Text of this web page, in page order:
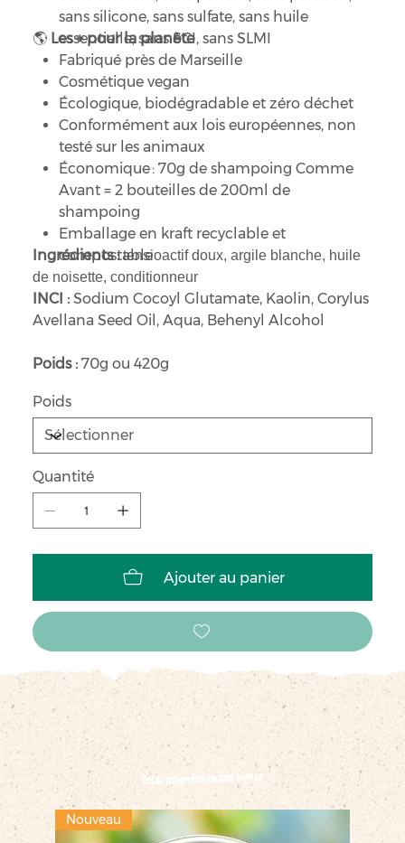
sans silicone, sans sulfate, sans huile
essentielle, sans SCI, sans SLMI
🌎 Les + pour la planète
Fabriqué près de Marseille
Cosmétique vegan
Écologique, biodégradable et zéro déchet
Conformément aux lois européennes, non
testé sur les animaux
Économique : 70g de shampoing Comme
Avant = 2 bouteilles de 200ml de
shampoing
Emballage en kraft recyclable et
compostable
Ingrédients :tensioactif doux, argile blanche, huile
de noisette, conditionneur
INCI :Sodium Cocoyl Glutamate, Kaolin, Corylus
Avellana Seed Oil, Aqua, Behenyl Alcohol
Poids : 70g ou 420g
Poids
Quantité
Ajouter au panier
Vous pourriez aussi aimer
Nouveau